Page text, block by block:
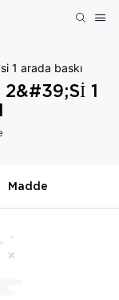
1 arada baskı
1
Madde